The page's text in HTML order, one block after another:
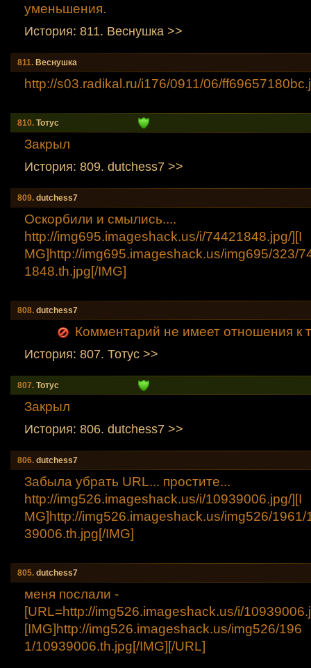
уменьшения.
История: 811. Веснушкa >>
811. Веснушкa
http://s03.radikal.ru/i176/0911/06/ff69657180b
810. Тотус
Закрыл
История: 809. dutchess7 >>
809. dutchess7
Оскорбили и смылись....
http://img695.imageshack.us/i/74421848.jpg/][I
MG]http://img695.imageshack.us/img695/323/
1848.th.jpg[/IMG]
808. dutchess7
Комментарий не имеет отношения к
История: 807. Тотус >>
807. Тотус
Закрыл
История: 806. dutchess7 >>
806. dutchess7
Забыла убрать URL... простите...
http://img526.imageshack.us/i/10939006.jpg/][I
MG]http://img526.imageshack.us/img526/1961/
39006.th.jpg[/IMG]
805. dutchess7
меня послали -
[URL=http://img526.imageshack.us/i/
[IMG]http://img526.imageshack.us/img526/196
1/10939006.th.jpg[/IMG][/URL]